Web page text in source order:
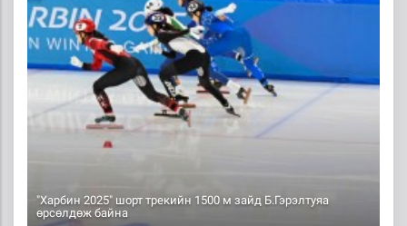
"Харбин 2025" шорт трекийн 1500 м зайд Б.Гэрэлтуяа
өрсөлдөж байна